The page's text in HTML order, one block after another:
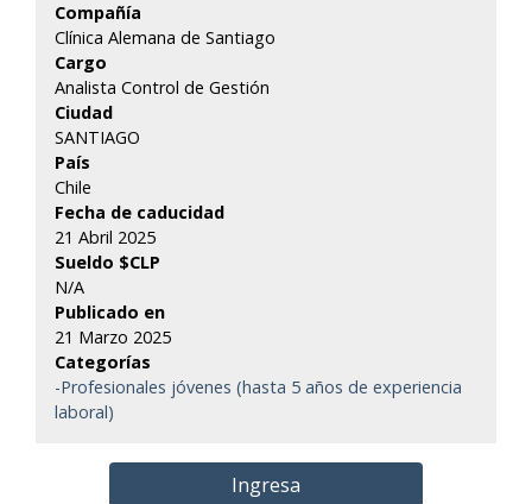
Compañía
Clínica Alemana de Santiago
Cargo
Analista Control de Gestión
Ciudad
SANTIAGO
País
Chile
Fecha de caducidad
21 Abril 2025
Sueldo $CLP
N/A
Publicado en
21 Marzo 2025
Categorías
-Profesionales jóvenes (hasta 5 años de experiencia
laboral)
Ingresa